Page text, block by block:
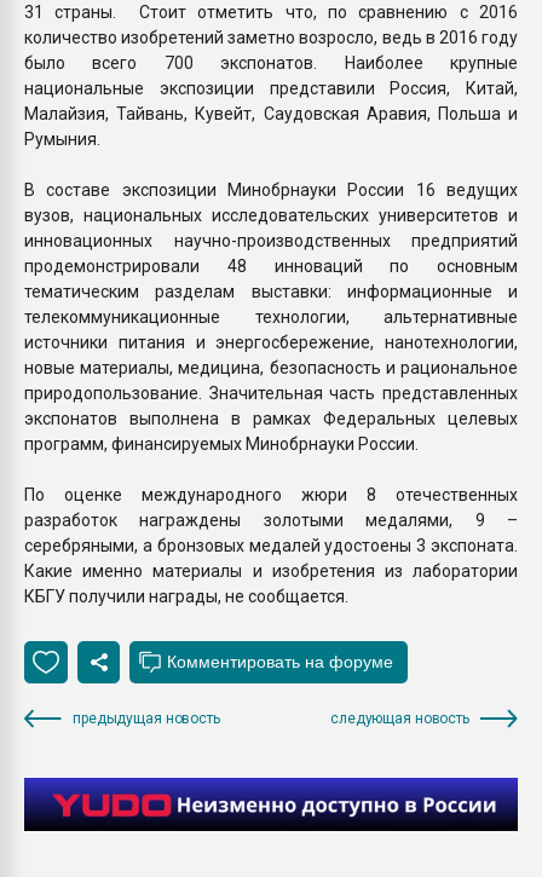
31 страны. Стоит отметить что, по сравнению с 2016
количество изобретений заметно возросло, ведь в 2016 году
было всего 700 экспонатов. Наиболее крупные
национальные экспозиции представили Россия, Китай,
Малайзия, Тайвань, Кувейт, Саудовская Аравия, Польша и
Румыния.
В составе экспозиции Минобрнауки России 16 ведущих
вузов, национальных исследовательских университетов и
инновационных научно-производственных предприятий
продемонстрировали 48 инноваций по основным
тематическим разделам выставки: информационные и
телекоммуникационные технологии, альтернативные
источники питания и энергосбережение, нанотехнологии,
новые материалы, медицина, безопасность и рациональное
природопользование. Значительная часть представленных
экспонатов выполнена в рамках Федеральных целевых
программ, финансируемых Минобрнауки России.
По оценке международного жюри 8 отечественных
разработок награждены золотыми медалями, 9 –
серебряными, а бронзовых медалей удостоены 3 экспоната.
Какие именно материалы и изобретения из лаборатории
КБГУ получили награды, не сообщается.
предыдущая новость следующая новость